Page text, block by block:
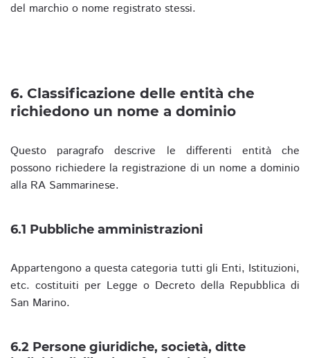
del marchio o nome registrato stessi.
6. Classificazione delle entità che
richiedono un nome a dominio
Questo paragrafo descrive le differenti entità che
possono richiedere la registrazione di un nome a dominio
alla RA Sammarinese.
6.1 Pubbliche amministrazioni
Appartengono a questa categoria tutti gli Enti, Istituzioni,
etc. costituiti per Legge o Decreto della Repubblica di
San Marino.
6.2 Persone giuridiche, società, ditte